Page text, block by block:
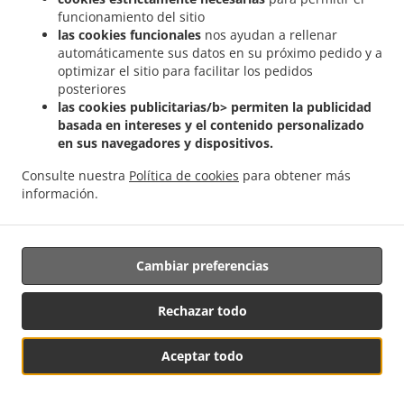
funcionamiento del sitio
las cookies funcionales nos ayudan a rellenar
automáticamente sus datos en su próximo pedido y a
optimizar el sitio para facilitar los pedidos
posteriores
las cookies publicitarias/b> permiten la publicidad
basada en intereses y el contenido personalizado
en sus navegadores y dispositivos.
Consulte nuestra Política de cookies para obtener más
información.
Aceptar todo
Rechazar todo
Cambiar preferencias
15.1.
La persona interesada tiene derecho a no estar
sujeta a una decisión basada únicamente en el
procesamiento automático, incluida la creación de
perfiles, que produce efectos legales que la afectan o
afectan de manera significativa y similar.
decisión:
interesada y un operador;
(b)
está autorizada por la legislación de la Unión o de un
Estado Miembro, que se aplica al Operador y que también
establece medidas apropiadas para proteger los
derechos, libertades e intereses legítimos de la persona
Ver el MENÚ y PEDIR